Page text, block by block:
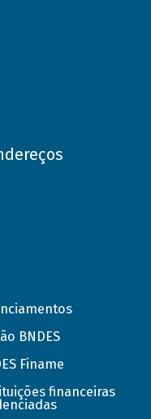
BNDES
Finame
financeiras